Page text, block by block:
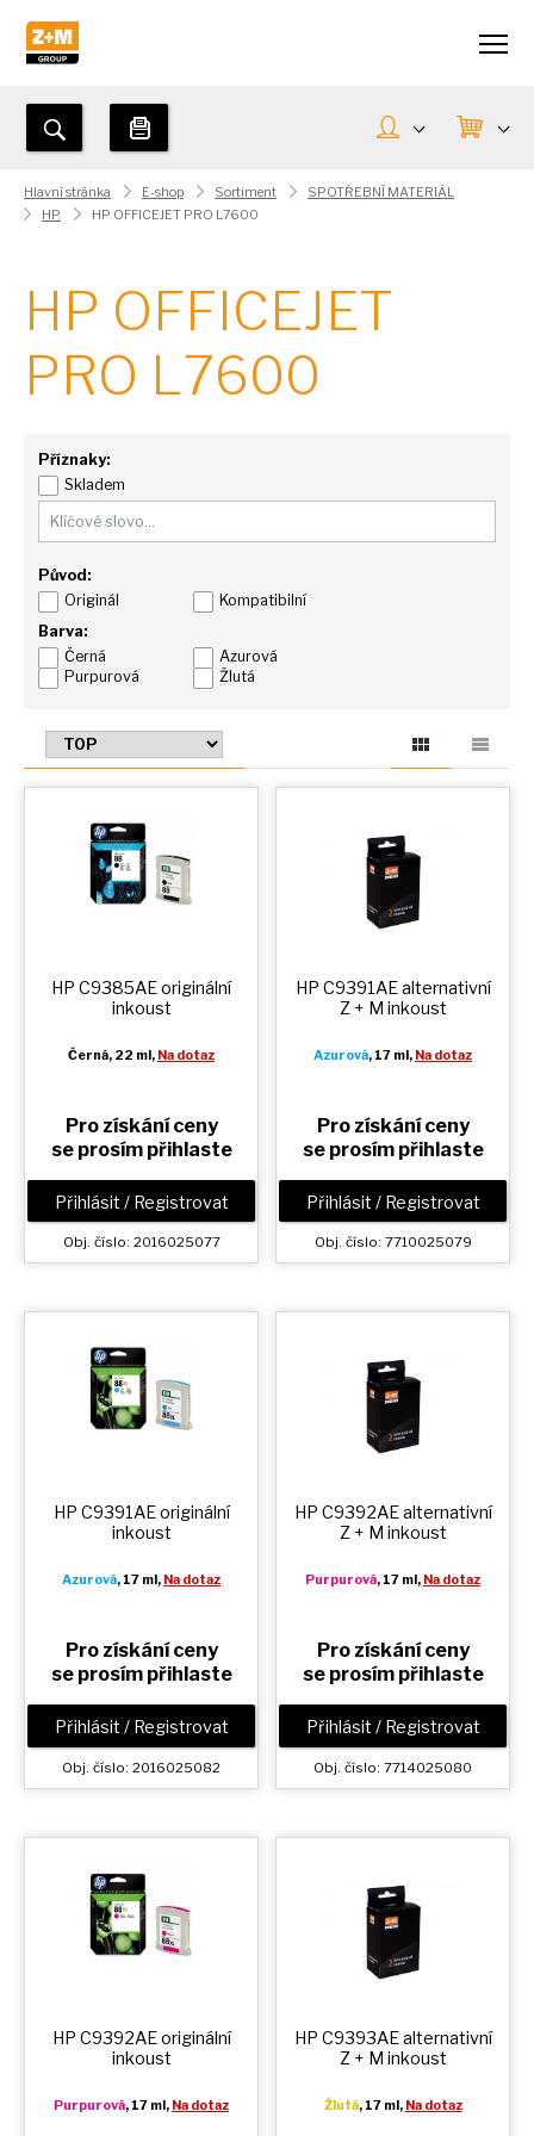
Hlavní stránka E-shop Sortiment
SPOTŘEBNÍ MATERIÁL
HP
HP OFFICEJET PRO L7600
HP OFFICEJET
PRO L7600
Příznaky:
Skladem
Původ:
Originál
Kompatibilní
Barva:
Černá
Azurová
Purpurová
Žlutá
HP C9385AE originální
inkoust
Černá, 22 ml, Na dotaz
Pro získání ceny
se prosím přihlaste
Přihlásit / Registrovat
Obj. číslo: 2016025077
HP C9391AE alternativní
Z + M inkoust
Azurová, 17 ml, Na dotaz
Pro získání ceny
se prosím přihlaste
Přihlásit / Registrovat
Obj. číslo: 7710025079
HP C9391AE originální
inkoust
Azurová, 17 ml, Na dotaz
Pro získání ceny
se prosím přihlaste
Přihlásit / Registrovat
Obj. číslo: 2016025082
HP C9392AE alternativní
Z + M inkoust
Purpurová, 17 ml, Na dotaz
Pro získání ceny
se prosím přihlaste
Přihlásit / Registrovat
Obj. číslo: 7714025080
HP C9392AE originální
inkoust
Purpurová, 17 ml, Na dotaz
HP C9393AE alternativní
Z + M inkoust
Žlutá, 17 ml, Na dotaz